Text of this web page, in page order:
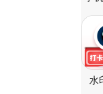
水